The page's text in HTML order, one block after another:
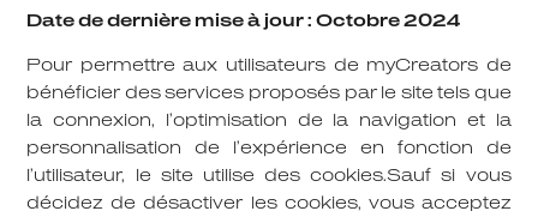
Date de dernière mise à jour : Octobre 2024
Pour permettre aux utilisateurs de myCreators de
bénéficier des services proposés par le site tels que
la connexion, l’optimisation de la navigation et la
personnalisation de l’expérience en fonction de
l’utilisateur, le site utilise des cookies.Sauf si vous
décidez de désactiver les cookies, vous acceptez